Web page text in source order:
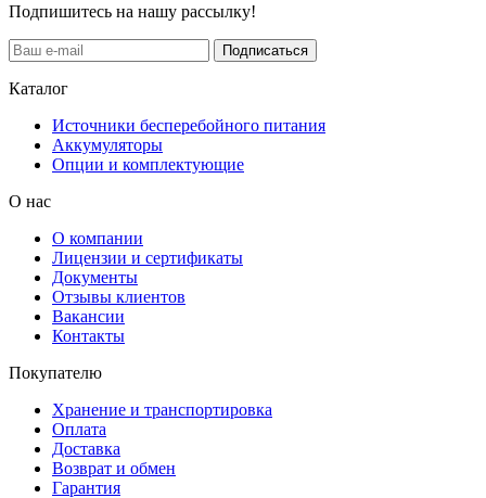
Подпишитесь на нашу рассылку!
Подписаться
Каталог
Источники бесперебойного питания
Аккумуляторы
Опции и комплектующие
О нас
О компании
Лицензии и сертификаты
Документы
Отзывы клиентов
Вакансии
Контакты
Покупателю
Хранение и транспортировка
Оплата
Доставка
Возврат и обмен
Гарантия